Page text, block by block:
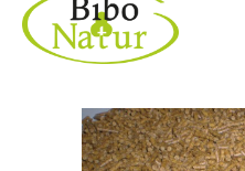
Bildergalerie überspringen